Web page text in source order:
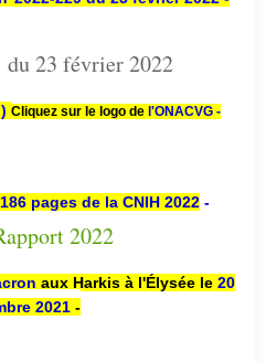
23 février 2022
Cliquez sur le logo de l'ONACVG -
pages de la CNIH 2022 -
aux Harkis à l'Élysée le 20
2021 -